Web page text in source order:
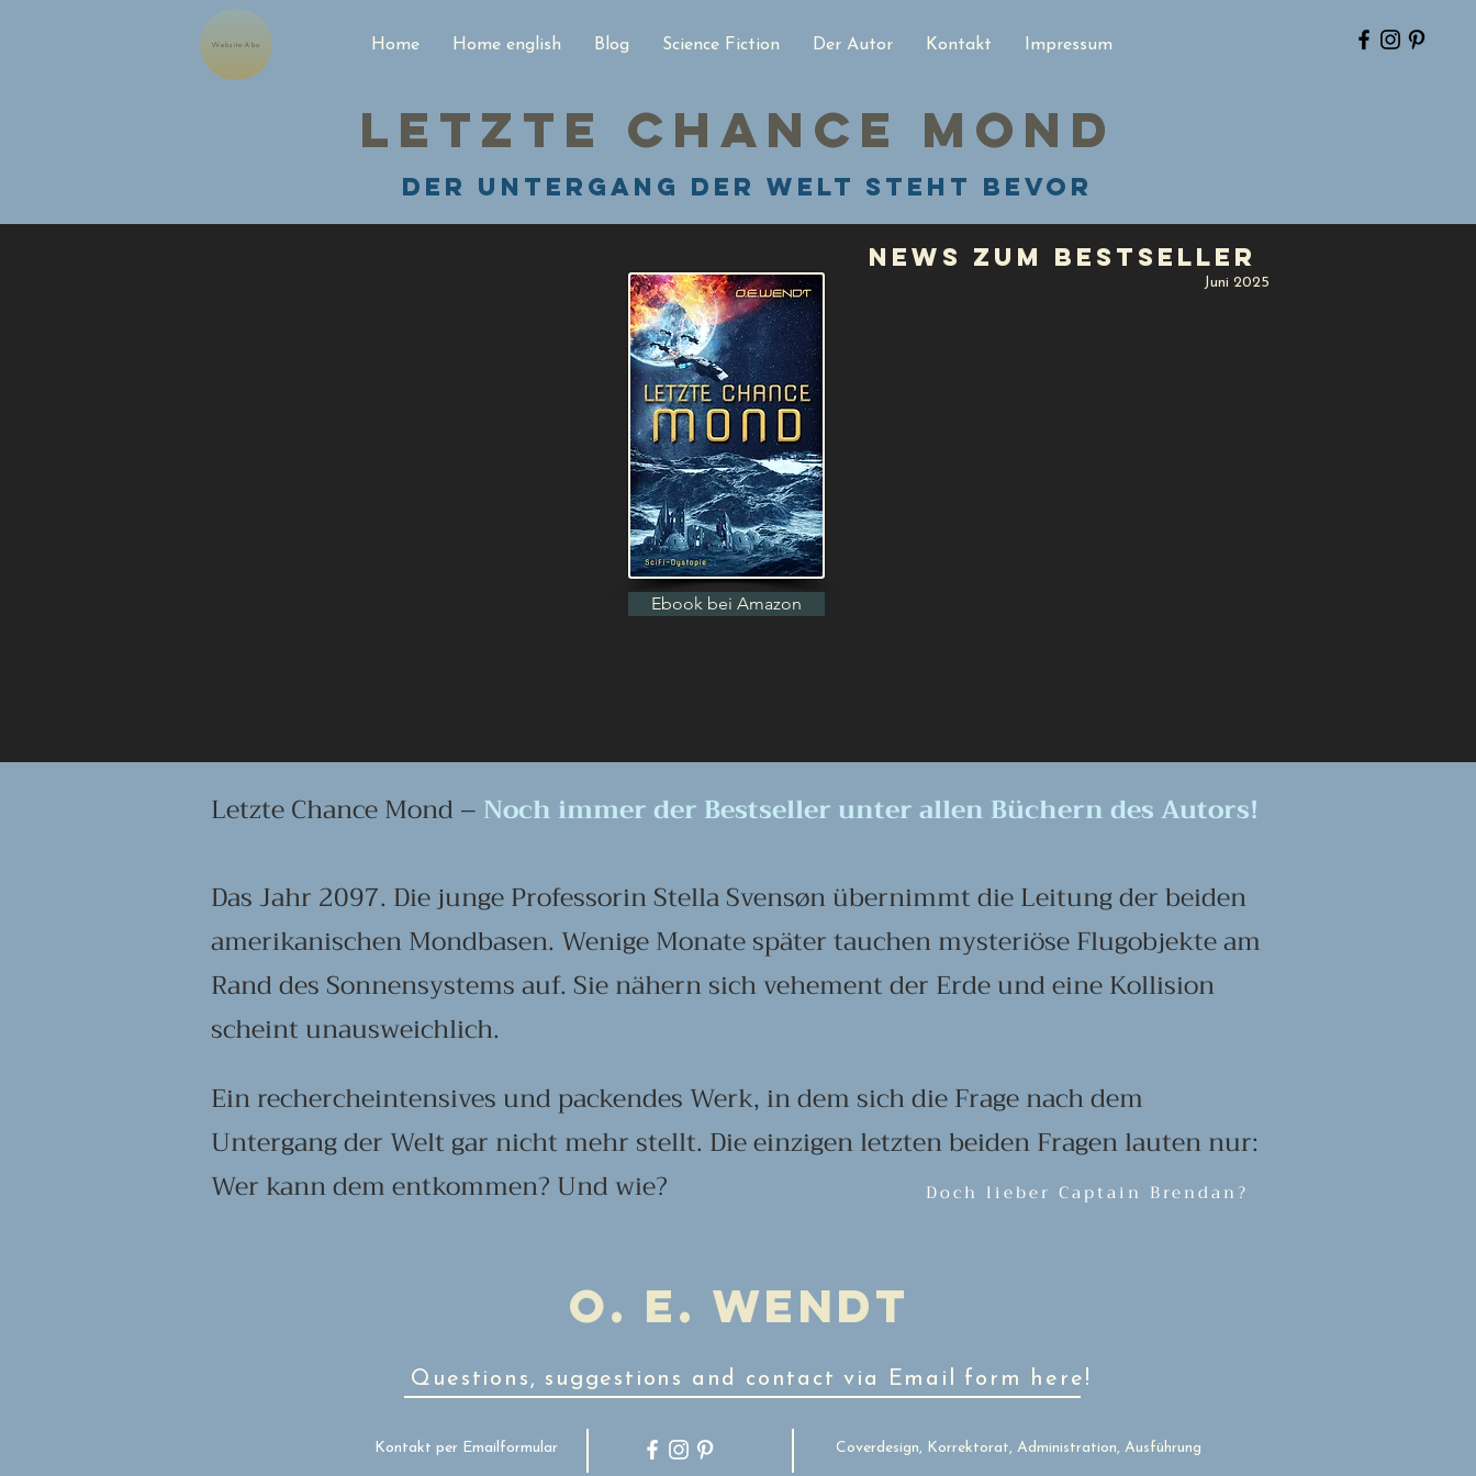
Home Home english Blog Science Fiction Der Autor Kontakt Impressum
Website-Abo
Letzte Chance Mond
Der Untergang der Welt steht bevor
Ebook bei Amazon
News zum Bestseller
Juni 2025
Letzte Chance Mond – Noch immer der Bestseller unter allen Büchern des Autors!
Das Jahr 2097. Die junge Professorin Stella Svensøn übernimmt die Leitung der beiden
amerikanischen Mondbasen. Wenige Monate später tauchen mysteriöse Flugobjekte am
Rand des Sonnensystems auf. Sie nähern sich vehement der Erde und eine Kollision
scheint unausweichlich.
Ein rechercheintensives und packendes Werk, in dem sich die Frage nach dem
Untergang der Welt gar nicht mehr stellt. Die einzigen letzten beiden Fragen lauten nur:
Wer kann dem entkommen? Und wie?
Doch lieber Captain Brendan?
O. E. Wendt
Questions, suggestions and contact via Email form here!
Kontakt per Emailformular Coverdesign, Korrektorat, Administration, Ausführung